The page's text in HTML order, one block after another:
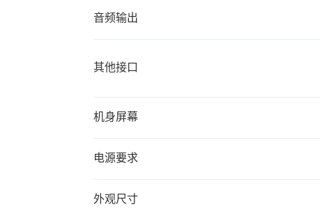
音频输出
其他接口
机身屏幕
电源要求
外观尺寸